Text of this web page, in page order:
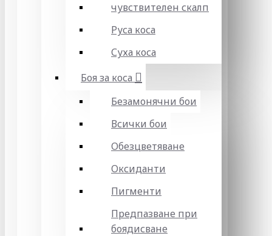
чувствителен скалп
Руса коса
Суха коса
Боя за коса
Безамонячни бои
Всички бои
Обезцветяване
Оксиданти
Пигменти
Предпазване при
боядисване